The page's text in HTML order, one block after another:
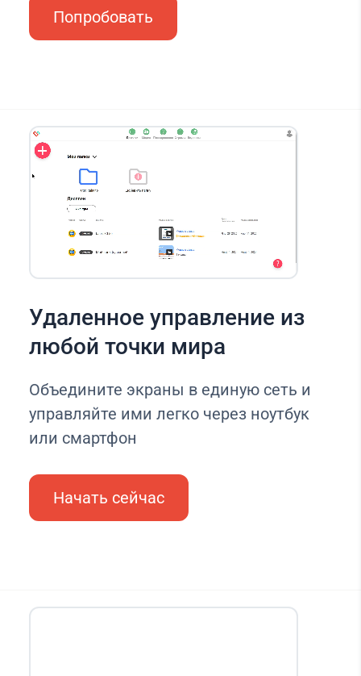
Попробовать
Удаленное управление из
любой точки мира
Объедините экраны в единую сеть и
управляйте ими легко через ноутбук
или смартфон
Начать сейчас